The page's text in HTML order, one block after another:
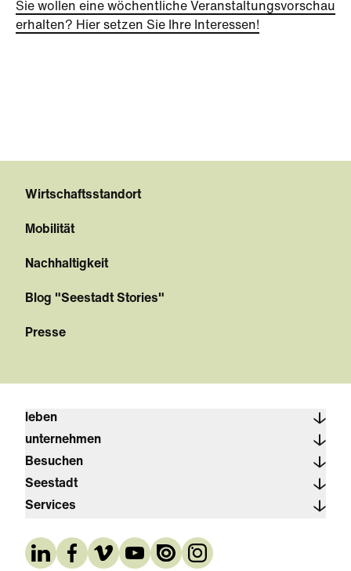
Sie wollen eine wöchentliche Veranstaltungsvorschau
erhalten? Hier setzen Sie Ihre Interessen!
Wirtschaftsstandort
Mobilität
Nachhaltigkeit
Blog "Seestadt Stories"
Presse
leben
unternehmen
Besuchen
Seestadt
Services